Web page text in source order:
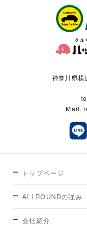
神奈川県横
Mail.
トップページ
ALLROUNDの強み
会社紹介